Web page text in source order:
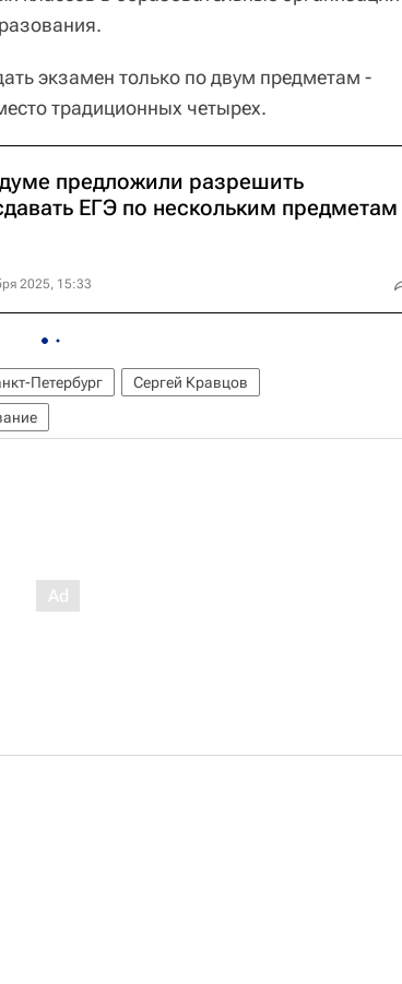
экзамен только по двум предметам -
традиционных четырех.
предложили разрешить
ЕГЭ по нескольким предметам
2025, 15:33
Петербург
Сергей Кравцов